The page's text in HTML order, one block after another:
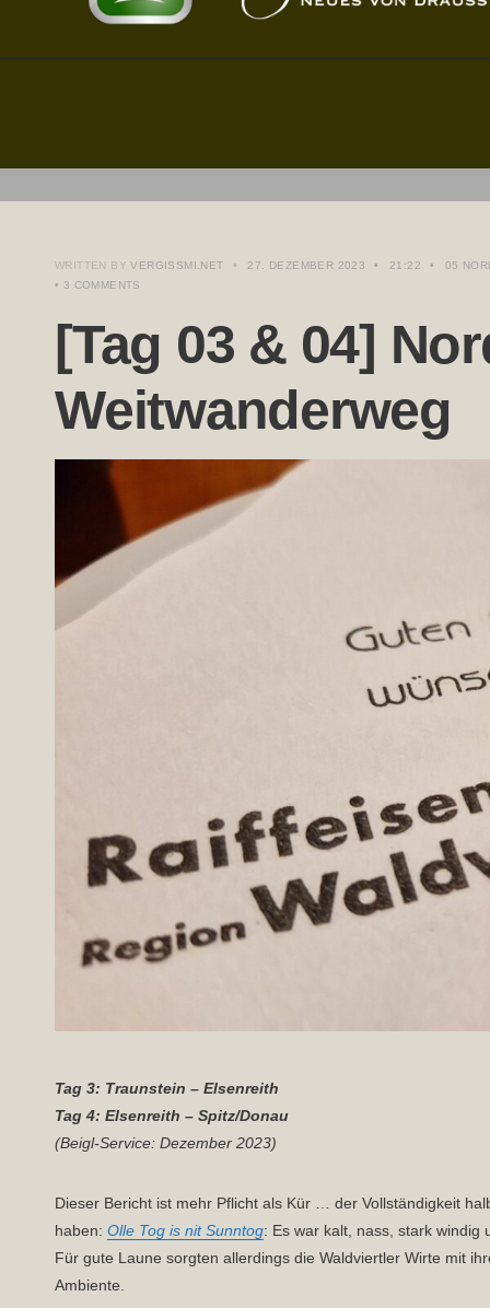
WRITTEN BYVERGISSMI.NET • 27. DEZEMBER 2023 • 21:22 •
05
• 3 COMMENTS
[Tag 03 & 04]
Weitwanderweg
Tag 3: Traunstein – Elsenreith
Tag 4: Elsenreith – Spitz/Donau
(Beigl-Service: Dezember 2023)
Dieser Bericht ist mehr Pflicht als Kür … der Vollständigkeit
haben: Olle Tog is nit Sunntog: Es war kalt, nass, stark windig
Für gute Laune sorgten allerdings die Waldviertler Wirte mit
Ambiente.